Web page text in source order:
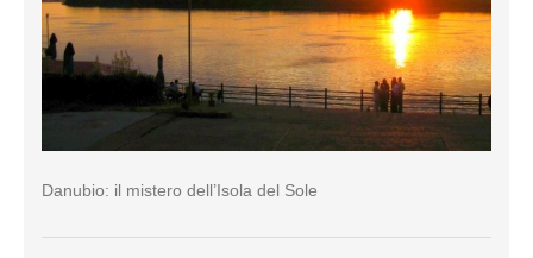
Danubio: il mistero dell’Isola del Sole